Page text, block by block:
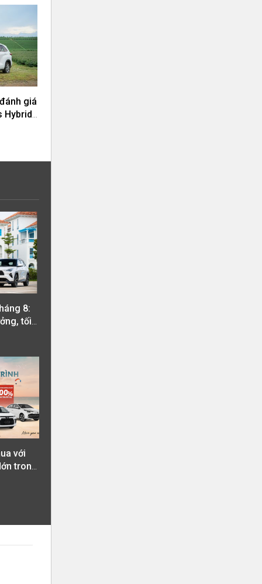
giá
Hybrid:
ái
8:
tối
với
trong